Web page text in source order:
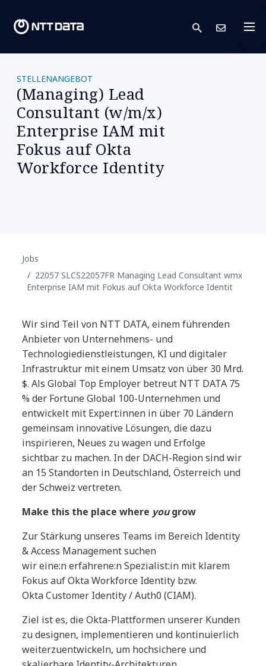
search
STELLENANGEBOT
(Managing) Lead
Consultant (w/m/x)
Enterprise IAM mit
Fokus auf Okta
Workforce Identity
Jobs
22057 SLCS22057FR Managing Lead Consultant wmx
Enterprise IAM mit Fokus auf Okta Workforce Identit
Wir sind Teil von NTT DATA, einem führenden
Anbieter von Unternehmens- und
Technologiedienstleistungen, KI und digitaler
Infrastruktur mit einem Umsatz von über 30 Mrd.
$. Als Global Top Employer betreut NTT DATA 75
% der Fortune Global 100-Unternehmen und
entwickelt mit Expert:innen in über 70 Ländern
gemeinsam innovative Lösungen, die dazu
inspirieren, Neues zu wagen und Erfolge
sichtbar zu machen. In der DACH-Region sind wir
an 15 Standorten in Deutschland, Österreich und
der Schweiz vertreten.
Make this the place where yougrow
Zur Stärkung unseres Teams im Bereich Identity
& Access Management suchen
wir eine:n erfahrene:n Spezialist:in mit klarem
Fokus auf Okta Workforce Identity bzw.
Okta Customer Identity / Auth0 (CIAM).
Ziel ist es, die Okta-Plattformen unserer Kunden
zu designen, implementieren und kontinuierlich
weiterzuentwickeln, um hochsichere und